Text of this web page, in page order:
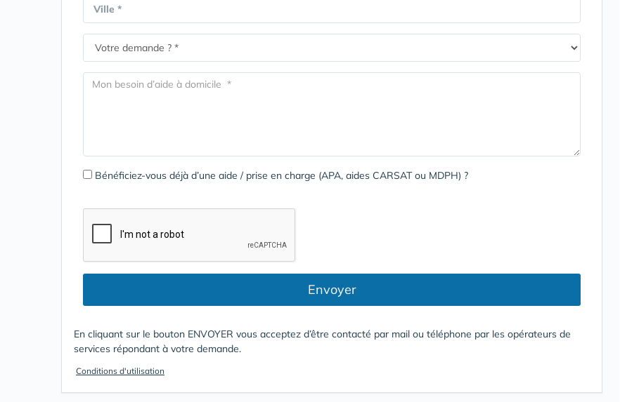
Ville *
Bénéficiez-vous déjà d’une aide / prise en charge (APA, aides CARSAT ou MDPH) ?
Envoyer
En cliquant sur le bouton ENVOYER vous acceptez d’être contacté par mail ou téléphone par les opérateurs de
services répondant à votre demande.
Conditions d'utilisation